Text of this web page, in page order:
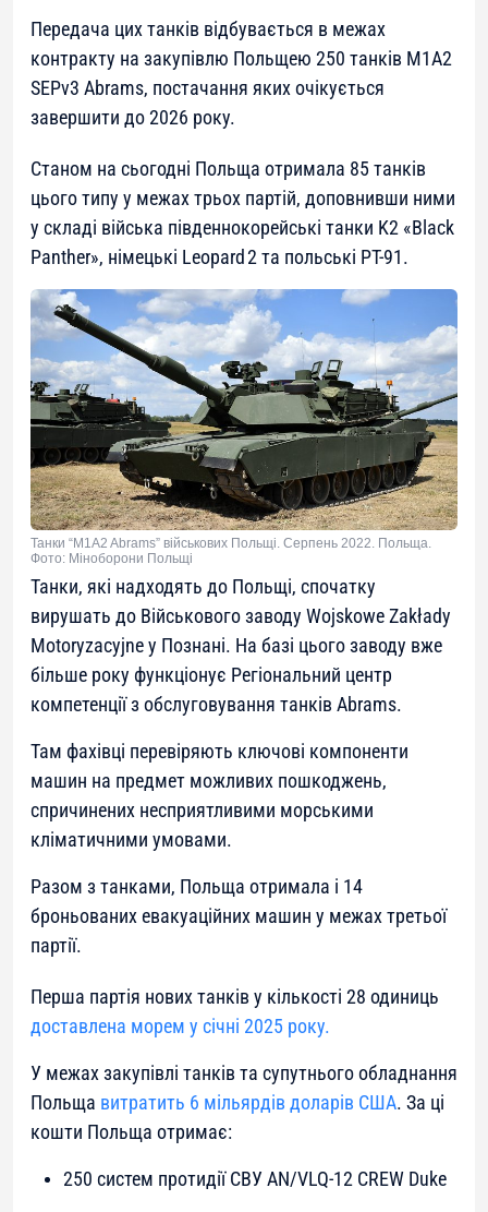
Передача цих танків відбувається в межах
контракту на закупівлю Польщею 250 танків M1A2
SEPv3 Abrams, постачання яких очікується
завершити до 2026 року.
Станом на сьогодні Польща отримала 85 танків
цього типу у межах трьох партій, доповнивши ними
у складі війська південнокорейські танки K2 «Black
Panther», німецькі Leopard 2 та польські PT-91.
Танки “M1A2 Abrams” військових Польщі. Серпень 2022. Польща.
Фото: Міноборони Польщі
Танки, які надходять до Польщі, спочатку
вирушать до Військового заводу Wojskowe Zakłady
Motoryzacyjne у Познані. На базі цього заводу вже
більше року функціонує Регіональний центр
компетенції з обслуговування танків Abrams.
Там фахівці перевіряють ключові компоненти
машин на предмет можливих пошкоджень,
спричинених несприятливими морськими
кліматичними умовами.
Разом з танками, Польща отримала і 14
броньованих евакуаційних машин у межах третьої
партії.
Перша партія нових танків у кількості 28 одиниць
доставлена морем у січні 2025 року.
У межах закупівлі танків та супутнього обладнання
Польща витратить 6 мільярдів доларів США. За ці
кошти Польща отримає:
250 систем протидії СВУ AN/VLQ-12 CREW Duke